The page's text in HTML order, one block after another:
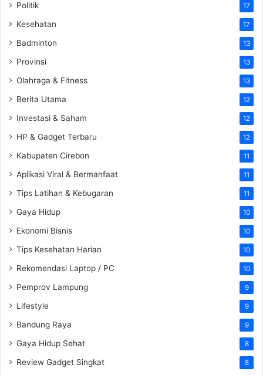
Politik 17
Kesehatan 17
Badminton 13
Provinsi 13
Olahraga & Fitness 13
Berita Utama 12
Investasi & Saham 12
HP & Gadget Terbaru 12
Kabupaten Cirebon 11
Aplikasi Viral & Bermanfaat 11
Tips Latihan & Kebugaran 11
Gaya Hidup 10
Ekonomi Bisnis 10
Tips Kesehatan Harian 10
Rekomendasi Laptop / PC 10
Pemprov Lampung 9
Lifestyle 9
Bandung Raya 9
Gaya Hidup Sehat 8
Review Gadget Singkat 8